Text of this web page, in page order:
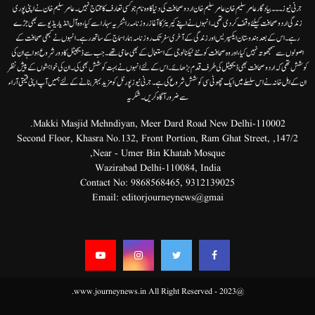
جرنی نیوز۔۔۔بیاد گار عامر سلیم خان عامر سلیم خان اردوصحافت کی دنیا کاوہ نام جو کسی تعارف کا محتاج نہیں۔عامرسلیم خان نے اپنی پوری
زندگی اردوصحافت کیلئے وقف کردی تھی۔انہوں نے اپنے کیریئر کا آغاز روزنامہ راشٹریہ سہارا سے کیا،وہ آل انڈیا ریڈیوسے بھی جڑے
رہے۔ اس کے بعد ہندوستان ایکسپریس اور زندگی کے آخری سفر تک روزنامہ ہمارا سماج کے ساتھ رہے۔ انہوں نے کبھی صحافت کے
اصولوں سے سمجھوتہ نہیں کیا، اور وہ صحافت کو نئے ٹیکنالوجی کے استعمال کے بھی حامی تھے۔ جب سے ڈیجیٹل کا دور شروع ہوا ہے ان کی
کوشش تھی کہ اردو صحافت بھی ڈیجیٹل کی طرف قدم بڑھائے۔ اس کے لئے انہوں نے بہت کوشش بھی کی۔ ان کی خواہشوں کے پیش نظر
ان کے اہل خانہ نے اس سلسلے میں ایک چھوٹی سی کوشش شروع کی ہے۔جرنی نیوز پورٹل کو مزید بہتر بنانے کے لئے ہمیں آپ اپنی قیمتی آراء
سے ضرور آگاہ کریں۔شکریہ
Makki Masjid Mehndiyan, Meer Dard Road New Delhi-110002.
147/2, Second Floor, Khasra No.132, Front Portion, Ram Ghat Street,
Near - Umer Bin Khatab Mosque,
Wazirabad Delhi-110084, India
Contact No: 9868568465, 9312139025
Email: editorjourneynews@gmai
@2023 - www.journeynews.in All Right Reserved.